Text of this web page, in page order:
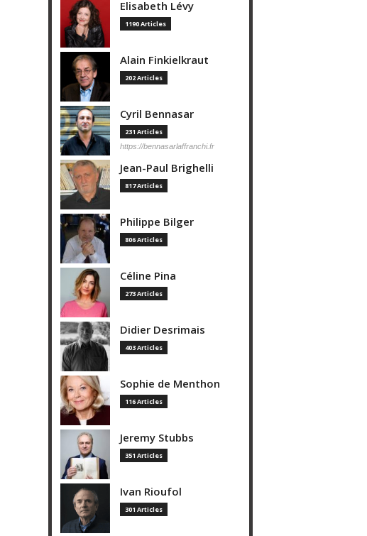
Elisabeth Lévy
1190 Articles
Alain Finkielkraut
202 Articles
Cyril Bennasar
231 Articles
https://bennasarlaffranchi.fr
Jean-Paul Brighelli
817 Articles
Philippe Bilger
806 Articles
Céline Pina
273 Articles
Didier Desrimais
403 Articles
Sophie de Menthon
116 Articles
Jeremy Stubbs
351 Articles
Ivan Rioufol
301 Articles